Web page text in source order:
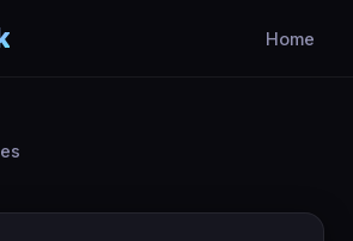
Home